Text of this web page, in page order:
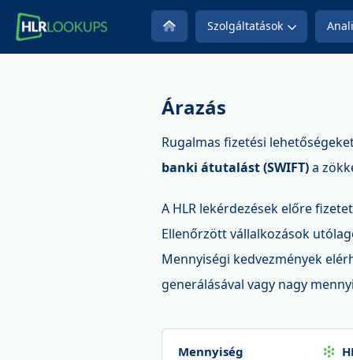
Szolgáltatások
Árazás
Rugalmas fizetési
banki átutalást (SWIFT)a
A HLR lekérdezések előre
Ellenőrzött vállalkozások
Mennyiségi kedvezmények
generálásával vagy nagy
Mennyiség